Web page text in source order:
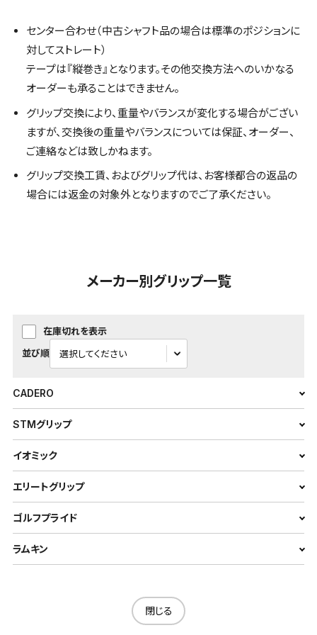
センター合わせ（中古シャフト品の場合は標準のポジションに
対してストレート）
テープは『縦巻き』となります。その他交換方法へのいかなる
オーダーも承ることはできません。
グリップ交換により、重量やバランスが変化する場合がござい
ますが、交換後の重量やバランスについては保証、オーダー、
ご連絡などは致しかねます。
グリップ交換工賃、およびグリップ代は、お客様都合の返品の
場合には返金の対象外となりますのでご了承ください。
メーカー別グリップ一覧
在庫切れを表示
並び順
CADERO
STMグリップ
イオミック
エリートグリップ
ゴルフプライド
ラムキン
閉じる